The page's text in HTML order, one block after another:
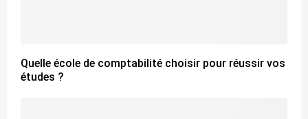
Quelle école de comptabilité choisir pour réussir vos
études ?